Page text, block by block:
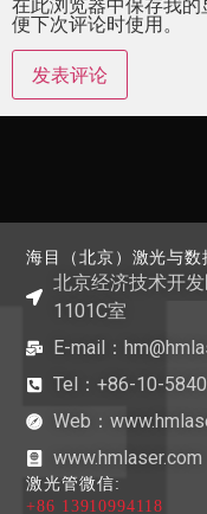
便下次评论时使用。
海目（北京）激光与数
北京经济技术开
1101C室
E-mail：
Tel：+86-10-
Web：
www.hmlaser.com
激光管微信:
+86 13910994118